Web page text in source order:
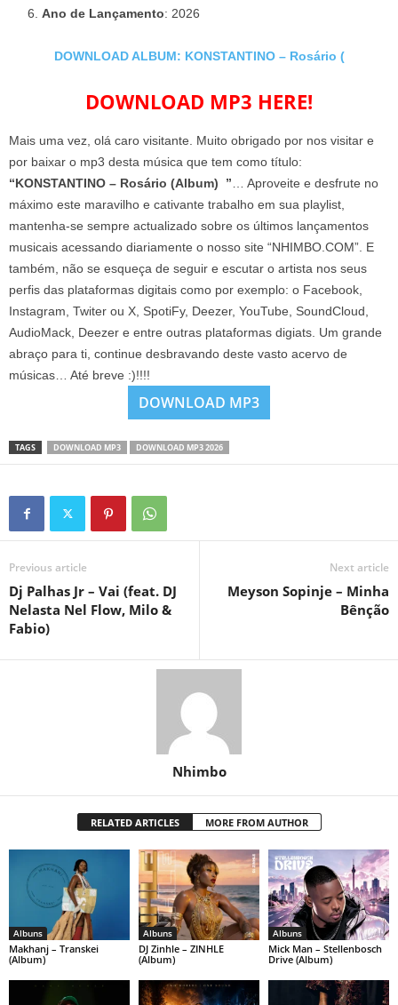
Ano de Lançamento: 2026
DOWNLOAD ALBUM: KONSTANTINO – Rosário (
DOWNLOAD MP3 HERE!
Mais uma vez, olá caro visitante. Muito obrigado por nos visitar e
por baixar o mp3 desta música que tem como título:
“KONSTANTINO – Rosário (Album) ” … Aproveite e desfrute no
máximo este maravilho e cativante trabalho em sua playlist,
mantenha-se sempre actualizado sobre os últimos lançamentos
musicais acessando diariamente o nosso site “NHIMBO.COM”. E
também, não se esqueça de seguir e escutar o artista nos seus
perfis das plataformas digitais como por exemplo: o Facebook,
Instagram, Twiter ou X, SpotiFy, Deezer, YouTube, SoundCloud,
AudioMack, Deezer e entre outras plataformas digiats. Um grande
abraço para ti, continue desbravando deste vasto acervo de
músicas… Até breve :)!!!!
DOWNLOAD MP3
TAGS DOWNLOAD MP3 DOWNLOAD MP3 2026
Previous article
Dj Palhas Jr – Vai (feat. DJ
Nelasta Nel Flow, Milo &
Fabio)
Next article
Meyson Sopinje – Minha
Bênção
Nhimbo
RELATED ARTICLES MORE FROM AUTHOR
Albuns
Makhanj – Transkei
(Album)
Albuns
DJ Zinhle – ZINHLE
(Album)
Albuns
Mick Man – Stellenbosch
Drive (Album)